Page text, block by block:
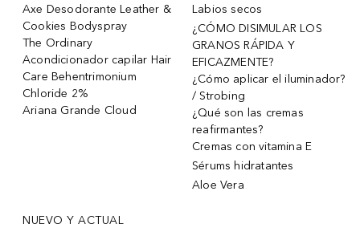
Axe Desodorante Leather &
Cookies Bodyspray
The Ordinary
Acondicionador capilar Hair
Care Behentrimonium
Chloride 2%
Ariana Grande Cloud
Labios secos
¿CÓMO DISIMULAR LOS
GRANOS RÁPIDA Y
EFICAZMENTE?
¿Cómo aplicar el iluminador?
/ Strobing
¿Qué son las cremas
reafirmantes?
Cremas con vitamina E
Sérums hidratantes
Aloe Vera
NUEVO Y ACTUAL